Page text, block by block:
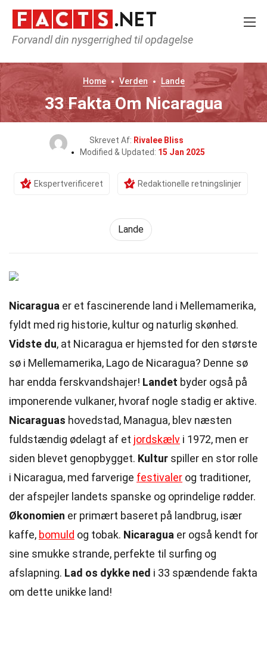
Forvandl din nysgerrighed til opdagelse
Home Verden Lande
33 Fakta Om Nicaragua
Skrevet Af: Rivalee Bliss
Modified & Updated: 15 Jan 2025
Ekspertverificeret Redaktionelle retningslinjer
Lande
Nicaragua er et fascinerende land i Mellemamerika,
fyldt med rig historie, kultur og naturlig skønhed.
Vidste du, at Nicaragua er hjemsted for den største
sø i Mellemamerika, Lago de Nicaragua? Denne sø
har endda ferskvandshajer! Landet byder også på
imponerende vulkaner, hvoraf nogle stadig er aktive.
Nicaraguas hovedstad, Managua, blev næsten
fuldstændig ødelagt af et jordskælv i 1972, men er
siden blevet genopbygget. Kultur spiller en stor rolle
i Nicaragua, med farverige festivaler og traditioner,
der afspejler landets spanske og oprindelige rødder.
Økonomien er primært baseret på landbrug, især
kaffe, bomuld og tobak. Nicaragua er også kendt for
sine smukke strande, perfekte til surfing og
afslapning. Lad os dykke ned i 33 spændende fakta
om dette unikke land!